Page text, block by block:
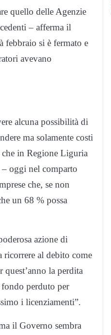
quello delle Agenzie
– afferma il
febbraio si è fermato e
avevano
alcuna possibilità di
ma solamente costi
che in Regione Liguria
oggi nel comparto
che, se non
un 68 % possa
azione di
ricorrere al debito come
la perdita
perduto per
i licenziamenti”.
il Governo sembra